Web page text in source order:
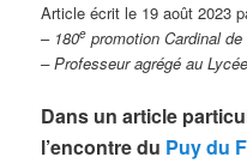
Article écrit le 19 août 2023
– 180e promotion Cardinal
– Professeur agrégé au
Dans un article
l’encontre du Puy du